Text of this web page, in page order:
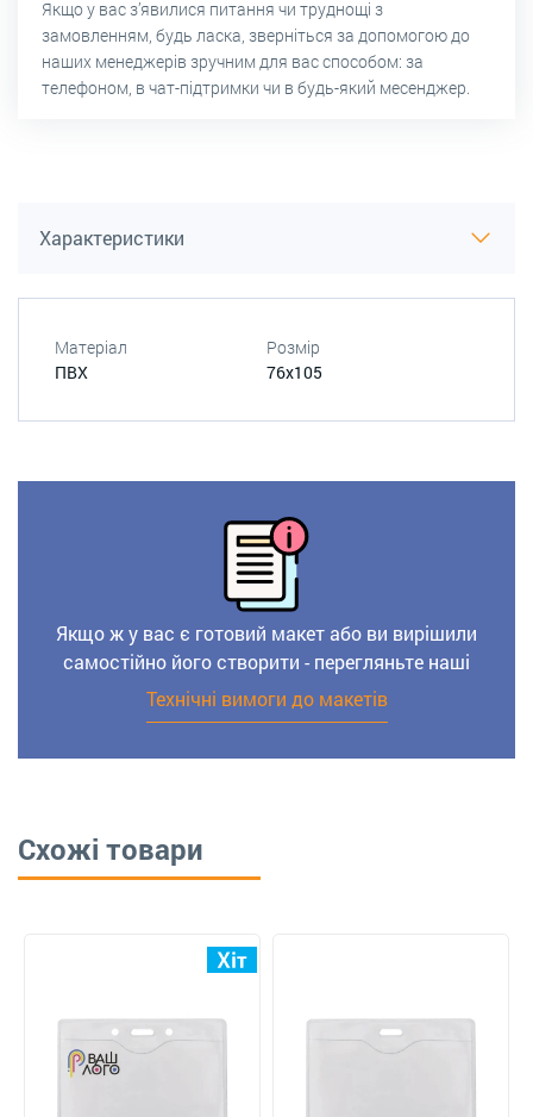
Якщо у вас з’явилися питання чи труднощі з
замовленням, будь ласка, зверніться за допомогою до
наших менеджерів зручним для вас способом: за
телефоном, в чат-підтримки чи в будь-який месенджер.
Характеристики
Матеріал
ПВХ
Розмір
76х105
Якщо ж у вас є готовий макет або ви вирішили
самостійно його створити - перегляньте наші
Технічні вимоги до макетів
Схожі товари